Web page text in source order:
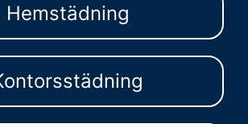
Hemstädning